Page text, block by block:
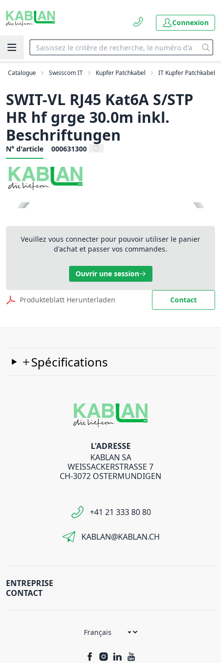
Connexion
Catalogue Swisscom IT Kupfer Patchkabel IT Kupfer Patchkabel
SWIT-VL RJ45 Kat6A S/STP
HR hf grge 30.0m inkl.
Beschriftungen
N° d'article 000631300
Veuillez vous connecter pour pouvoir utiliser le panier
d'achat et passer vos commandes.
Ouvrir une session
Produkteblatt Herunterladen Contact
Spécifications
L'ADRESSE
KABLAN SA
WEISSACKERSTRASSE 7
CH-3072 OSTERMUNDIGEN
+41 21 333 80 80
KABLAN@KABLAN.CH
ENTREPRISE
CONTACT